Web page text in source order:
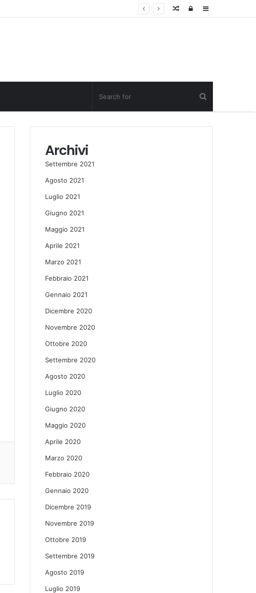
Sidebar
Log
Random
Archivi
Settembre 2021
Agosto 2021
Luglio 2021
Giugno 2021
Maggio 2021
Aprile 2021
Marzo 2021
Febbraio 2021
Gennaio 2021
Dicembre 2020
Novembre 2020
Ottobre 2020
Settembre 2020
Agosto 2020
Luglio 2020
Giugno 2020
Maggio 2020
Aprile 2020
Marzo 2020
Febbraio 2020
Gennaio 2020
Dicembre 2019
Novembre 2019
Ottobre 2019
Settembre 2019
Agosto 2019
Luglio 2019